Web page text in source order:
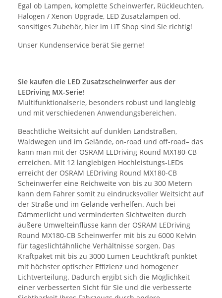
Egal ob Lampen, komplette Scheinwerfer, Rückleuchten,
Halogen / Xenon Upgrade, LED Zusatzlampen od.
sonsitiges Zubehör, hier im LIT Shop sind Sie richtig!
Unser Kundenservice berät Sie gerne!
Sie kaufen die LED Zusatzscheinwerfer aus der
LEDriving MX-Serie!
Multifunktionalserie, besonders robust und langlebig
und mit verschiedenen Anwendungsbereichen.
Beachtliche Weitsicht auf dunklen Landstraßen,
Waldwegen und im Gelände, on-road und off-road– das
kann man mit der OSRAM LEDriving Round MX180-CB
erreichen. Mit 12 langlebigen Hochleistungs-LEDs
erreicht der OSRAM LEDriving Round MX180-CB
Scheinwerfer eine Reichweite von bis zu 300 Metern
kann dem Fahrer somit zu eindrucksvoller Weitsicht auf
der Straße und im Gelände verhelfen. Auch bei
Dämmerlicht und verminderten Sichtweiten durch
äußere Umwelteinflüsse kann der OSRAM LEDriving
Round MX180-CB Scheinwerfer mit bis zu 6000 Kelvin
für tageslichtähnliche Verhältnisse sorgen. Das
Kraftpaket mit bis zu 3000 Lumen Leuchtkraft punktet
mit höchster optischer Effizienz und homogener
Lichtverteilung. Dadurch ergibt sich die Möglichkeit
einer verbesserten Sicht für Sie und die verbesserte